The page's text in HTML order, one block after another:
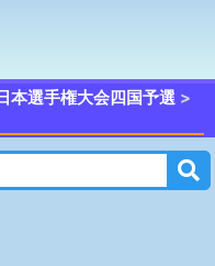
本選手権大会四国予選